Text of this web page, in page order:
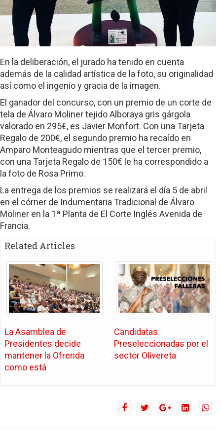
En la deliberación, el jurado ha tenido en cuenta
además de la calidad artística de la foto, su originalidad
así como el ingenio y gracia de la imagen.
El ganador del concurso, con un premio de un corte de
tela de Álvaro Moliner tejido Alboraya gris gárgola
valorado en 295€, es Javier Monfort. Con una Tarjeta
Regalo de 200€, el segundo premio ha recaído en
Amparo Monteagudo mientras que el tercer premio,
con una Tarjeta Regalo de 150€ le ha correspondido a
la foto de Rosa Primo.
La entrega de los premios se realizará el día 5 de abril
en el córner de Indumentaria Tradicional de Álvaro
Moliner en la 1ª Planta de El Corte Inglés Avenida de
Francia.
Related Articles
La Asamblea de
Presidentes decide
mantener la Ofrenda
como está
Candidatas
Preseleccionadas por el
sector Olivereta